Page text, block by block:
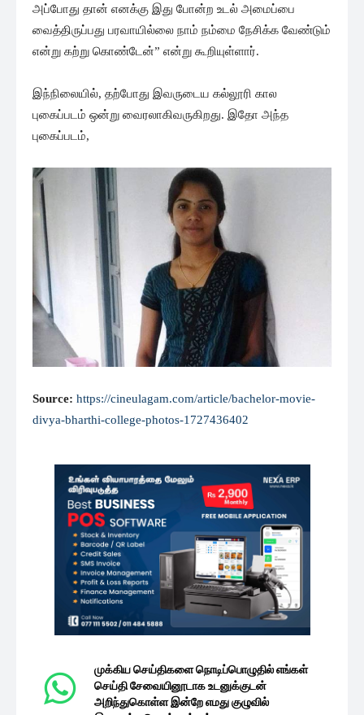
அப்போது தான் எனக்கு இது போன்ற உடல் அமைப்பை
வைத்திருப்பது பரவாயில்லை நாம் நம்மை நேசிக்க வேண்டும்
என்று கற்று கொண்டேன்” என்று கூறியுள்ளார்.
இந்நிலையில், தற்போது இவருடைய கல்லூரி கால
புகைப்படம் ஒன்று வைரலாகிவருகிறது. இதோ அந்த
புகைப்படம்,
Source: https://cineulagam.com/article/bachelor-movie-
divya-bharthi-college-photos-1727436402
முக்கிய செய்திகளை நொடிப்பொழுதில் எங்கள்
செய்தி சேவையினூடாக உடனுக்குடன்
அறிந்துகொள்ள இன்றே எமது குழுவில்